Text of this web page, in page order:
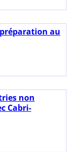
au
non
Cabri-